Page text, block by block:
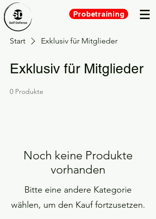
Probetraining
Start Exklusiv für Mitglieder
Exklusiv für Mitglieder
0 Produkte
Noch keine Produkte
vorhanden
Bitte eine andere Kategorie
wählen, um den Kauf fortzusetzen.